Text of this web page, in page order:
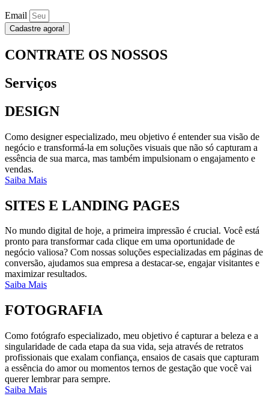
Email
Cadastre agora!
CONTRATE OS NOSSOS
Serviços
DESIGN
Como designer especializado, meu objetivo é entender sua visão de
negócio e transformá-la em soluções visuais que não só capturam a
essência de sua marca, mas também impulsionam o engajamento e
vendas.
Saiba Mais
SITES E LANDING PAGES
No mundo digital de hoje, a primeira impressão é crucial. Você está
pronto para transformar cada clique em uma oportunidade de
negócio valiosa? Com nossas soluções especializadas em páginas de
conversão, ajudamos sua empresa a destacar-se, engajar visitantes e
maximizar resultados.
Saiba Mais
FOTOGRAFIA
Como fotógrafo especializado, meu objetivo é capturar a beleza e a
singularidade de cada etapa da sua vida, seja através de retratos
profissionais que exalam confiança, ensaios de casais que capturam
a essência do amor ou momentos ternos de gestação que você vai
querer lembrar para sempre.
Saiba Mais